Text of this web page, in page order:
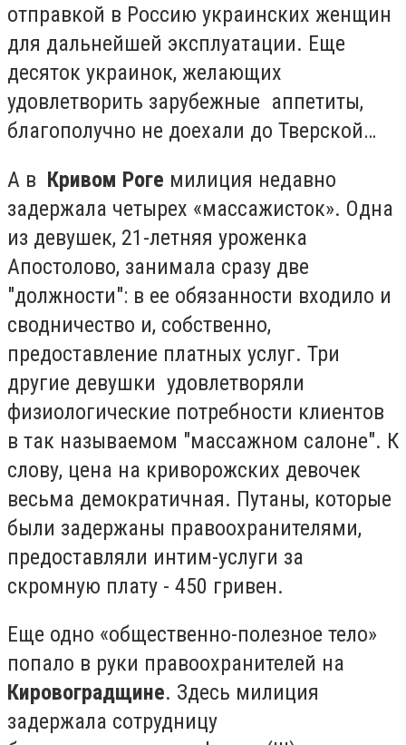
отправкой в Россию украинских женщин
для дальнейшей эксплуатации. Еще
десяток украинок, желающих
удовлетворить зарубежные аппетиты,
благополучно не доехали до Тверской…
А в Кривом Роге милиция недавно
задержала четырех «массажисток». Одна
из девушек, 21-летняя уроженка
Апостолово, занимала сразу две
"должности": в ее обязанности входило и
сводничество и, собственно,
предоставление платных услуг. Три
другие девушки удовлетворяли
физиологические потребности клиентов
в так называемом "массажном салоне". К
слову, цена на криворожских девочек
весьма демократичная. Путаны, которые
были задержаны правоохранителями,
предоставляли интим-услуги за
скромную плату - 450 гривен.
Еще одно «общественно-полезное тело»
попало в руки правоохранителей на
Кировоградщине. Здесь милиция
задержала сотрудницу